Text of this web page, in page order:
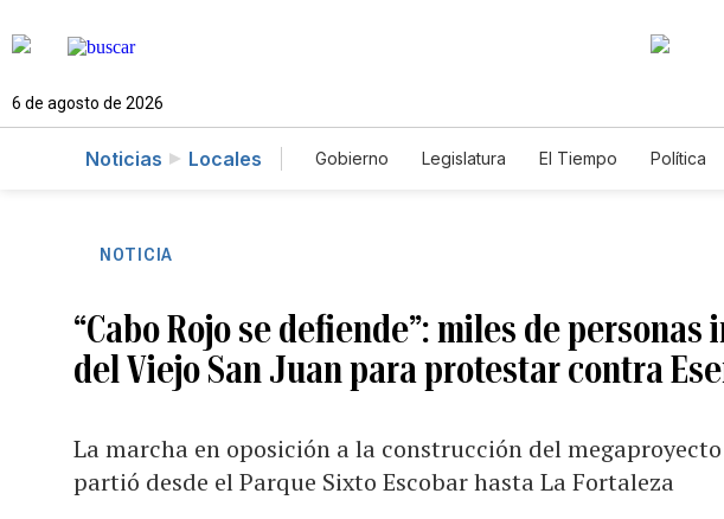
6 de agosto de 2026
Noticias Locales Gobierno Legislatura El Tiempo Política
NOTICIA
“Cabo Rojo se defiende”: miles de
del Viejo San Juan para protestar contra
La marcha en oposición a la construcción del
partió desde el Parque Sixto Escobar hasta La Fortaleza